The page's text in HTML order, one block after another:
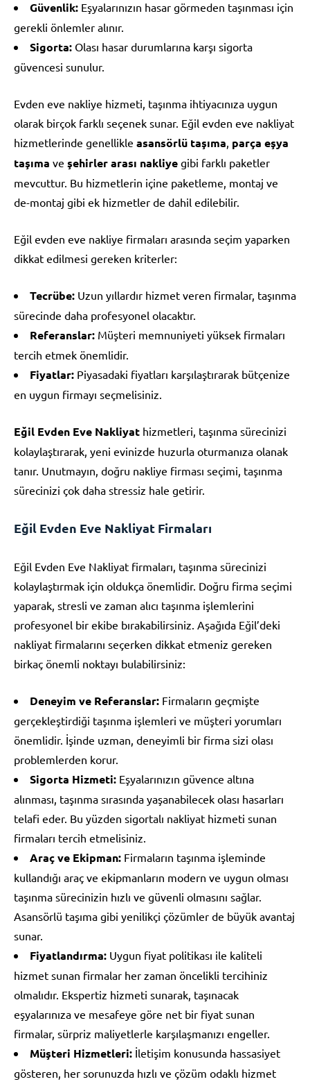
Güvenlik: Eşyalarınızın hasar görmeden taşınması için
gerekli önlemler alınır.
Sigorta: Olası hasar durumlarına karşı sigorta
güvencesi sunulur.
Evden eve nakliye hizmeti, taşınma ihtiyacınıza uygun
olarak birçok farklı seçenek sunar. Eğil evden eve nakliyat
hizmetlerinde genellikle asansörlü taşıma parça eşya
taşıma ve şehirler arası nakliye gibi farklı paketler
mevcuttur. Bu hizmetlerin içine paketleme, montaj ve
de-montaj gibi ek hizmetler de dahil edilebilir.
Eğil evden eve nakliye firmaları arasında seçim yaparken
dikkat edilmesi gereken kriterler:
Tecrübe: Uzun yıllardır hizmet veren firmalar, taşınma
sürecinde daha profesyonel olacaktır.
Referanslar: Müşteri memnuniyeti yüksek firmaları
tercih etmek önemlidir.
Fiyatlar: Piyasadaki fiyatları karşılaştırarak bütçenize
en uygun firmayı seçmelisiniz.
Eğil Evden Eve Nakliyat hizmetleri, taşınma sürecinizi
kolaylaştırarak, yeni evinizde huzurla oturmanıza olanak
tanır. Unutmayın, doğru nakliye firması seçimi, taşınma
sürecinizi çok daha stressiz hale getirir.
Eğil Evden Eve Nakliyat Firmaları
Eğil Evden Eve Nakliyat firmaları, taşınma sürecinizi
kolaylaştırmak için oldukça önemlidir. Doğru firma seçimi
yaparak, stresli ve zaman alıcı taşınma işlemlerini
profesyonel bir ekibe bırakabilirsiniz. Aşağıda Eğil’deki
nakliyat firmalarını seçerken dikkat etmeniz gereken
birkaç önemli noktayı bulabilirsiniz:
Deneyim ve Referanslar: Firmaların geçmişte
gerçekleştirdiği taşınma işlemleri ve müşteri yorumları
önemlidir. İşinde uzman, deneyimli bir firma sizi olası
problemlerden korur.
Sigorta Hizmeti: Eşyalarınızın güvence altına
alınması, taşınma sırasında yaşanabilecek olası hasarları
telafi eder. Bu yüzden sigortalı nakliyat hizmeti sunan
firmaları tercih etmelisiniz.
Araç ve Ekipman: Firmaların taşınma işleminde
kullandığı araç ve ekipmanların modern ve uygun olması
taşınma sürecinizin hızlı ve güvenli olmasını sağlar.
Asansörlü taşıma gibi yenilikçi çözümler de büyük avantaj
sunar.
Fiyatlandırma: Uygun fiyat politikası ile kaliteli
hizmet sunan firmalar her zaman öncelikli tercihiniz
olmalıdır. Ekspertiz hizmeti sunarak, taşınacak
eşyalarınıza ve mesafeye göre net bir fiyat sunan
firmalar, sürpriz maliyetlerle karşılaşmanızı engeller.
Müşteri Hizmetleri: İletişim konusunda hassasiyet
gösteren, her sorunuzda hızlı ve çözüm odaklı hizmet